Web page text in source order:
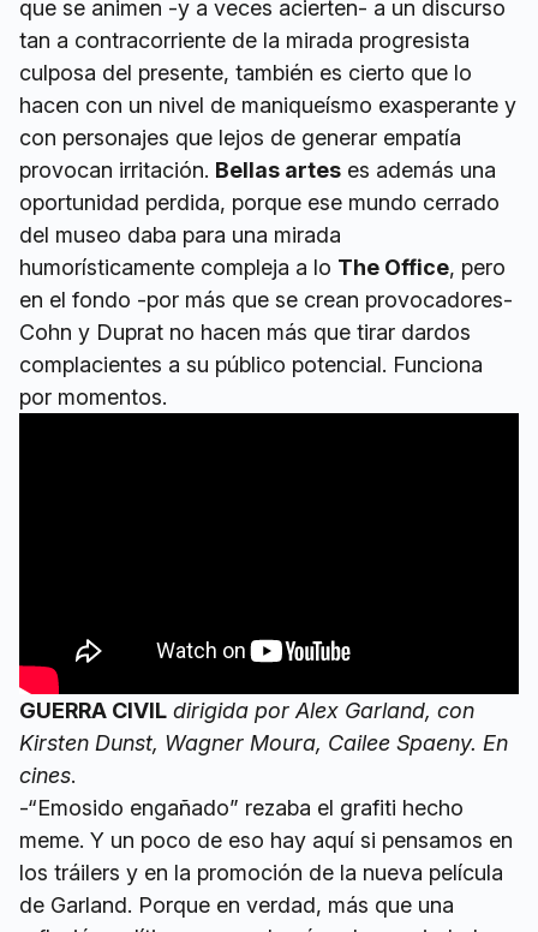
que se animen -y a veces acierten- a un discurso
tan a contracorriente de la mirada progresista
culposa del presente, también es cierto que lo
hacen con un nivel de maniqueísmo exasperante y
con personajes que lejos de generar empatía
provocan irritación. Bellas artes es además una
oportunidad perdida, porque ese mundo cerrado
del museo daba para una mirada
humorísticamente compleja a lo The Office, pero
en el fondo -por más que se crean provocadores-
Cohn y Duprat no hacen más que tirar dardos
complacientes a su público potencial. Funciona
por momentos.
GUERRA CIVIL dirigida por Alex Garland, con
Kirsten Dunst, Wagner Moura, Cailee Spaeny. En
cines.
-“Emosido engañado” rezaba el grafiti hecho
meme. Y un poco de eso hay aquí si pensamos en
los tráilers y en la promoción de la nueva película
de Garland. Porque en verdad, más que una